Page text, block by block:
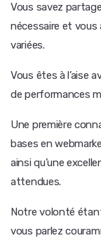
Vous savez
nécessaire et
variées.
Vous êtes à l’aise
de performances
Une première
bases en
ainsi qu’une
attendues.
Notre volonté
vous parlez